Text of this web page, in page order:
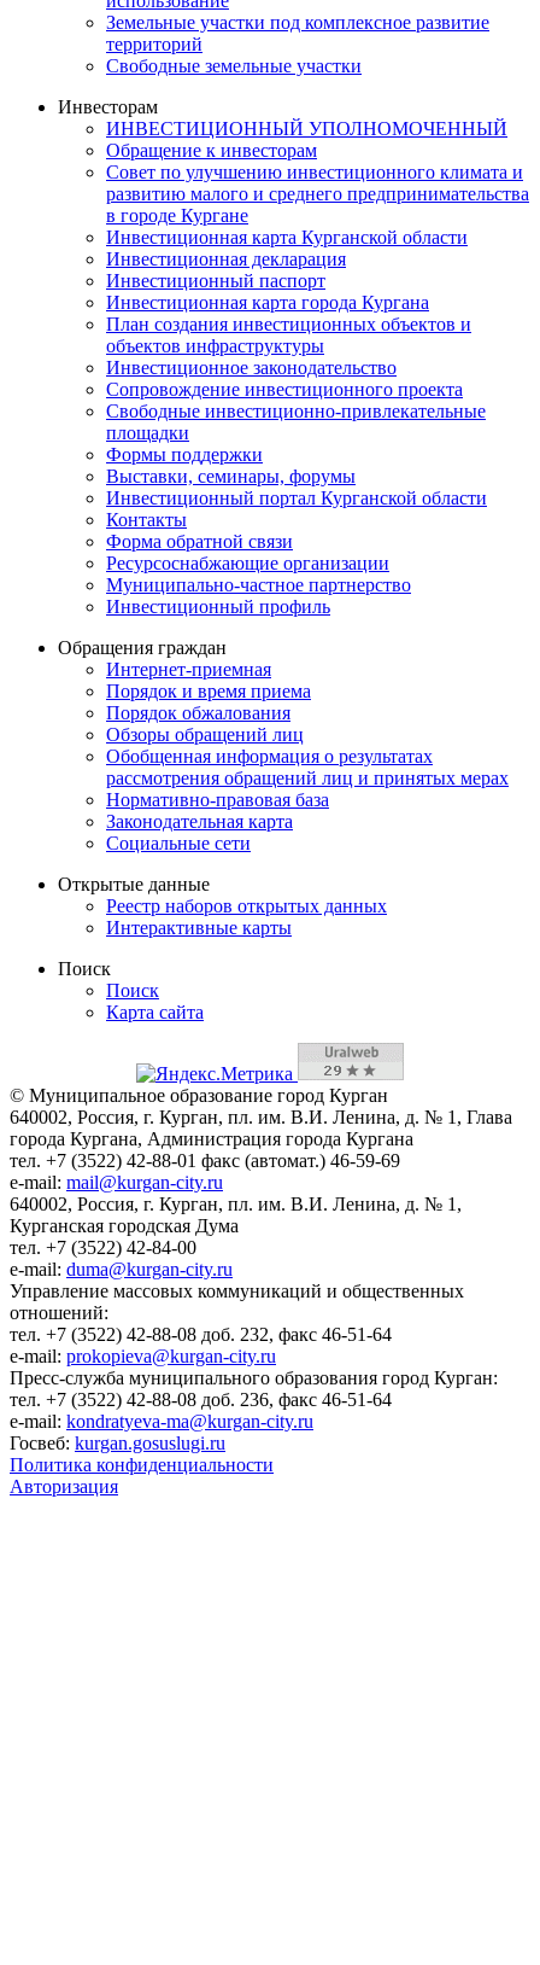
Земельные участки под комплексное развитие
территорий
Свободные земельные участки
Инвесторам
ИНВЕСТИЦИОННЫЙ УПОЛНОМОЧЕННЫЙ
Обращение к инвесторам
Совет по улучшению инвестиционного климата и
развитию малого и среднего предпринимательства
в городе Кургане
Инвестиционная карта Курганской области
Инвестиционная декларация
Инвестиционный паспорт
Инвестиционная карта города Кургана
План создания инвестиционных объектов и
объектов инфраструктуры
Инвестиционное законодательство
Сопровождение инвестиционного проекта
Свободные инвестиционно-привлекательные
площадки
Формы поддержки
Выставки, семинары, форумы
Инвестиционный портал Курганской области
Контакты
Форма обратной связи
Ресурсоснабжающие организации
Муниципально-частное партнерство
Инвестиционный профиль
Обращения граждан
Интернет-приемная
Порядок и время приема
Порядок обжалования
Обзоры обращений лиц
Обобщенная информация о результатах
рассмотрения обращений лиц и принятых мерах
Нормативно-правовая база
Законодательная карта
Социальные сети
Открытые данные
Реестр наборов открытых данных
Интерактивные карты
Поиск
Поиск
Карта сайта
© Муниципальное образование город Курган
640002, Россия, г. Курган, пл. им. В.И. Ленина, д. № 1, Глава
города Кургана, Администрация города Кургана
тел. +7 (3522) 42-88-01 факс (автомат.) 46-59-69
e-mail: mail@kurgan-city.ru
640002, Россия, г. Курган, пл. им. В.И. Ленина, д. № 1,
Курганская городская Дума
тел. +7 (3522) 42-84-00
e-mail: duma@kurgan-city.ru
Управление массовых коммуникаций и общественных
отношений:
тел. +7 (3522) 42-88-08 доб. 232, факс 46-51-64
e-mail: prokopieva@kurgan-city.ru
Пресс-служба муниципального образования город Курган:
тел. +7 (3522) 42-88-08 доб. 236, факс 46-51-64
e-mail: kondratyeva-ma@kurgan-city.ru
Госвеб: kurgan.gosuslugi.ru
Политика конфиденциальности
Авторизация